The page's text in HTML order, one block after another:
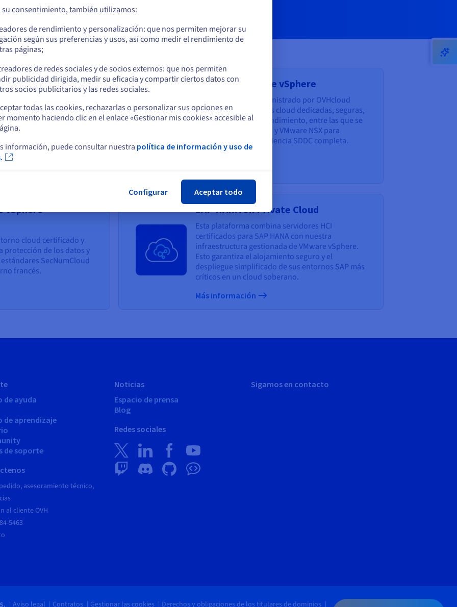
Contactar con OVHcloud
una solución VMware
administrada, que
compartida como en
VMware Cloud Director.
vSphere
cloud certificado y
protección de los datos y
SecNumCloud
francés.
Managed VMware vSphere
VMware vSphere administrado por OVHcloud
ofrece infraestructuras cloud dedicadas, seguras,
escalables y de alto rendimiento, entre las que se
incluyen VMware vSAN y VMware NSX para
disfrutar de una experiencia SDDC completa.
SAP HANA on Private Cloud
Esta plataforma combina servidores HCI
certificados para SAP HANA con nuestra
infraestructura gestionada de VMware vSphere.
Esto garantiza el alojamiento seguro y el
despliegue simplificado de sus entornos SAP más
críticos en un cloud soberano.
Más información
de ayuda
de aprendizaje
de soporte
asesoramiento técnico,
al cliente OVH
5463
Noticias
Espacio de prensa
Blog
Redes sociales
Sigamos en contacto
Aviso legal Contratos Gestionar las cookies Derechos y obligaciones de los titulares de dominios
us.ovhcloud.com/
Inglés USD - $
Permanezca en el sitio web actual
otro sitio web
su consentimiento, también utilizamos:
de rendimiento y personalización: que nos permiten mejorar su
según sus preferencias y usos, así como medir el rendimiento de
páginas;
de redes sociales y de socios externos: que nos permiten
publicidad dirigida, medir su eficacia y compartir ciertos datos con
socios publicitarios y las redes sociales.
todas las cookies, rechazarlas o personalizar sus opciones en
momento haciendo clic en el enlace «Gestionar mis cookies» accesible al
información, puede consultar nuestra política de información y uso de
Configurar Aceptar todo